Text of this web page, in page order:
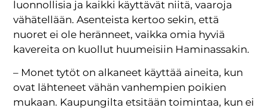
luonnollisia ja kaikki käyttävät niitä, vaaroja
vähätellään. Asenteista kertoo sekin, että
nuoret ei ole heränneet, vaikka omia hyviä
kavereita on kuollut huumeisiin Haminassakin.
– Monet tytöt on alkaneet käyttää aineita, kun
ovat lähteneet vähän vanhempien poikien
mukaan. Kaupungilta etsitään toimintaa, kun ei